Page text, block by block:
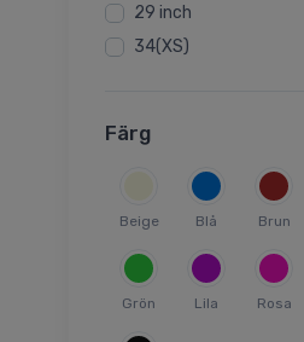
29 inch
34(XS)
33
36(S)
38(M)
40(L)
Färg
Beige Blå Brun
Grön Lila Rosa